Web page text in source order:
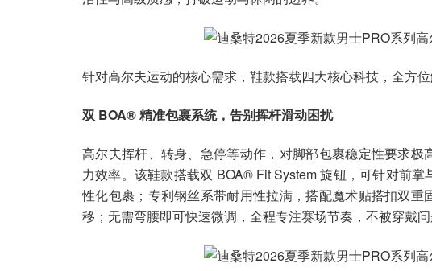
针对高尔夫运动的核心需求，鞋款搭载四大核心科技，全方位
双 BOA® 精准包裹系统，告别挥杆滑动困扰
高尔夫挥杆、转身、急停等动作，对脚部包裹稳定性要求
力效率。该鞋款搭载双 BOA® Fit System 旋钮，可针对前
性化包裹；专利钢丝系带耐用性拉满，搭配魔术贴搭扣双
移；无需弯腰即可快速微调，全程专注赛场节奏，不被穿戴问